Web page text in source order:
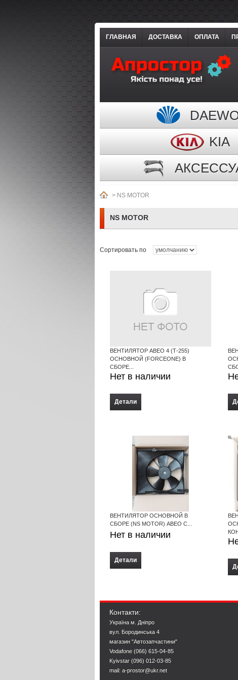
ГЛАВНАЯ ДОСТАВКА ОПЛАТА
KIA
> NS MOTOR
NS MOTOR
Сортировать по
ВЕНТИЛЯТОР АВЕО 4 (Т-255)
ОСНОВНОЙ (FORCEONE) В
СБОРЕ...
Нет в наличии
Детали
ВЕНТИЛЯТОР ОСНОВНОЙ В
СБОРЕ (NS MOTOR) АВЕО С...
Нет в наличии
Детали
Контакти:
Україна м. Дніпро
вул. Бородинська 4
магазин "Автозапчастини"
Vodafone (066) 615-04-85
Kyivstar (096) 012-03-85
mail: a-prostor@ukr.net